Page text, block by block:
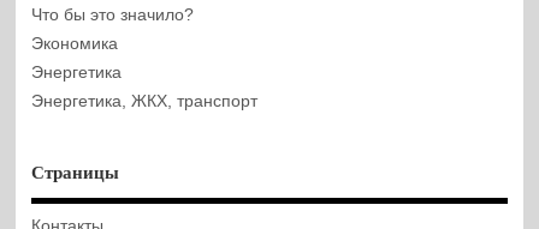
Что бы это значило?
Экономика
Энергетика
Энергетика, ЖКХ, транспорт
Страницы